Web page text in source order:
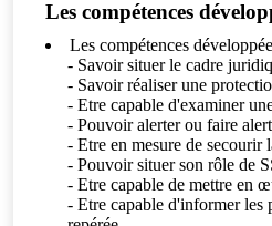
Les compétences
Les compétences
- Savoir situer le cadre
- Savoir réaliser une
- Etre capable d'examiner
- Pouvoir alerter ou faire
- Etre en mesure de secourir
- Pouvoir situer son rôle de
- Etre capable de mettre en
- Etre capable d'informer les